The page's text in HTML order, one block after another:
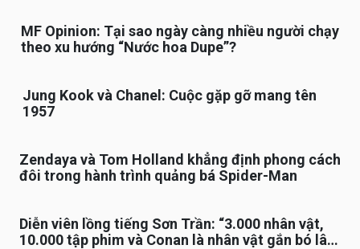
MF Opinion: Tại sao ngày càng nhiều người chạy
theo xu hướng “Nước hoa Dupe”?
Jung Kook và Chanel: Cuộc gặp gỡ mang tên
1957
Zendaya và Tom Holland khẳng định phong cách
đôi trong hành trình quảng bá Spider-Man
Diễn viên lồng tiếng Sơn Trần: “3.000 nhân vật,
10.000 tập phim và Conan là nhân vật gắn bó lâu